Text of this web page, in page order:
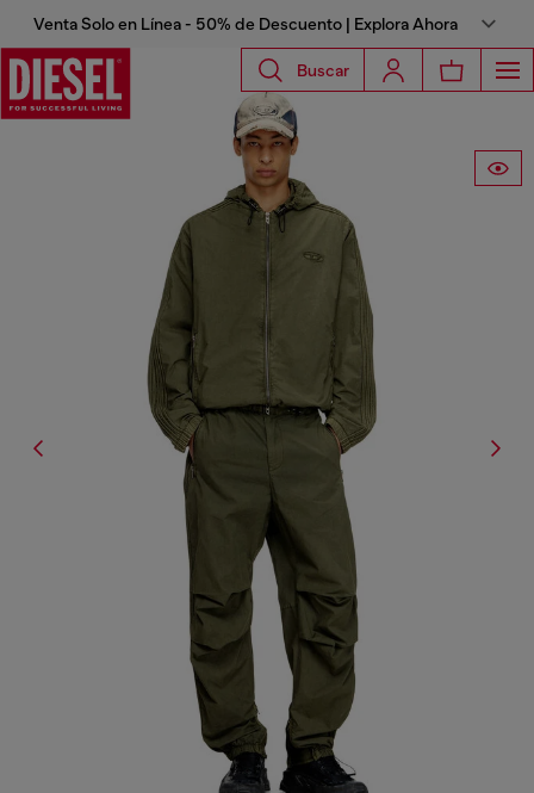
Venta Solo en Línea - 50% de Descuento | Explora Ahora
Buscar